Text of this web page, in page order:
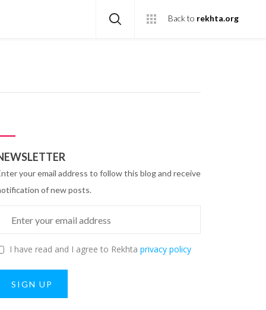
Back to rekhta.org
your email address to follow this blog and receive
of new posts.
I have read and I agree to Rekhta privacy policy
SIGN UP